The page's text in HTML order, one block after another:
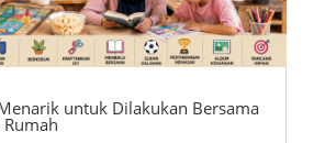
untuk Dilakukan Bersama